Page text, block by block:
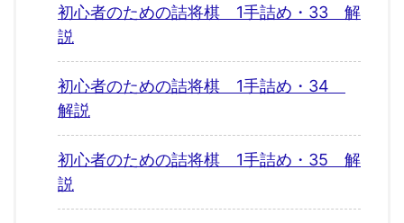
初心者のための詰将棋 1手詰め・33 解
説
初心者のための詰将棋 1手詰め・34
解説
初心者のための詰将棋 1手詰め・35 解
説